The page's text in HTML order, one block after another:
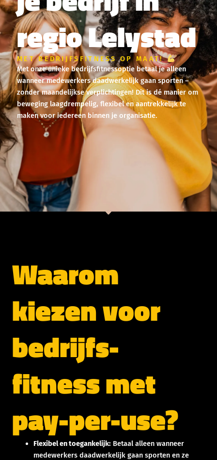
regio Lelystad
MET BEDRIJFSFITNESS OP MAAT!
Met onze unieke bedrijfsfitnessoptie betaal je alleen
wanneer medewerkers daadwerkelijk gaan sporten –
zonder maandelijkse verplichtingen! Dit is dé manier om
beweging laagdrempelig, flexibel en aantrekkelijk te
maken voor iedereen binnen je organisatie.
Waarom
kiezen voor
bedrijfs-
fitness met
pay-per-use?
Flexibel en toegankelijk: Betaal alleen wanneer
medewerkers daadwerkelijk gaan sporten en ze